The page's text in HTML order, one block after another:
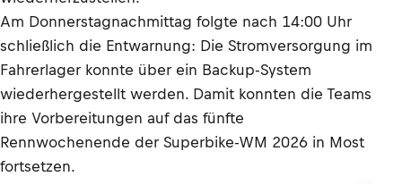
Am Donnerstagnachmittag folgte nach 14:00 Uhr
schließlich die Entwarnung: Die Stromversorgung im
Fahrerlager konnte über ein Backup-System
wiederhergestellt werden. Damit konnten die Teams
ihre Vorbereitungen auf das fünfte
Rennwochenende der Superbike-WM 2026 in Most
fortsetzen.